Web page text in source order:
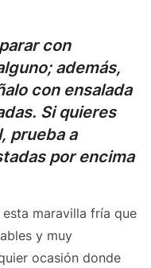
con
además,
con ensalada
Si quieres
prueba a
por encima
maravilla fría que
y muy
ocasión donde